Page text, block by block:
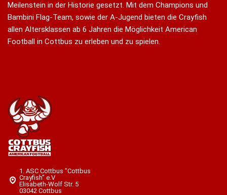
Meilenstein in der Historie gesetzt. Mit dem Champions und
Bambini Flag-Team, sowie der A-Jugend bieten die Crayfish
allen Altersklassen ab 6 Jahren die Möglichkeit American
Football in Cottbus zu erleben und zu spielen.
1. ASC Cottbus "Cottbus
Crayfish" e.V
Elisabeth-Wolf Str. 5
03042 Cottbus